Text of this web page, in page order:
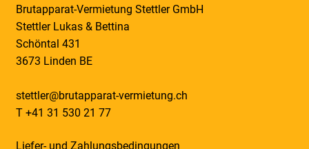
Brutapparat-Vermietung Stettler GmbH
Stettler Lukas & Bettina
Schöntal 431
3673 Linden BE
stettler@brutapparat-vermietung.ch
T +41 31 530 21 77
Liefer- und Zahlungsbedingungen